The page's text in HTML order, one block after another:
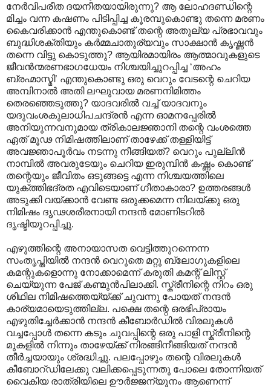
നേര്‍വിപരീത ദയനീതയായിരുന്നു? ആ ലോഹദണ്ഡിന്റെ
മിച്ചം വന്ന കഷണം പിടിപ്പിച്ച കൂരമ്പുകൊണ്ടു തന്നെ മരണം
കൈവരിക്കാന്‍ എന്തുകൊണ്ട് തന്റെ അതുല്യ പ്രഭാവവും
ബുദ്ധിശക്തിയും കര്‍മ്മചാതുര്യവും സാക്ഷാന്‍ കൃഷ്ണന്‍
തന്നെ വിട്ടു കൊടുത്തു? ആയിരമായിരം ആത്മാവുകളുടെ
ജീവന്‍ന്മരണഭാഗധേയം നിശ്ചയിച്ചുറപ്പിച്ച ‘അഹം
ബ്രഹ്മാസ്മി’‍ എന്തുകൊണ്ടു ഒരു വെറും വേടന്റെ ചെറിയ
അമ്പിനാല്‍ അതി ലഘുവായ മരണനിമിത്തം
തെരഞ്ഞെടുത്തു? യാദവരില്‍ വച്ച് യാദവനും
യദുവംശകുലാധിപചന്ദ്രന്‍ എന്ന ഓമനപ്പേരില്‍
അനിയുന്നവനുമായ ത്രികാലജ്ഞാനി തന്റെ വംശത്തെ
ഏത് മൂഢ നിമിഷത്തിലാണ് താഴേക്ക് തള്ളിയിട്ട്
അവജ്ഞാപൂര്‍വം നടന്നു നീങ്ങിയത്? വെറും പുല്ലിന്‍‍
നാമ്പില്‍ ‍അവരുടേയും ചെറിയ ഇരുമ്പിന്‍ കഷ്ണം കൊണ്ട്
തന്റെയും ജീവിതം ഒടുങ്ങട്ടെ എന്ന നിശ്ചയത്തിലെ
യുക്ത്തിഭദ്രത എവിടെയാണ് ഗീതാകാരാ? ഉത്തരങ്ങള്‍
അടുക്കി വയ്ക്കാന്‍ വേണ്ട ഒരുക്കമെന്ന നിലയ്ക്കു ഒരു
നിമിഷം ദൃഢശരീരനായി നന്ദന്‍ മോണിടറില്‍
ദൃഷ്ടിയുറപ്പിച്ചു.
എഴുത്തിന്റെ അനായാസത വെട്ടിത്തുറന്നെന്ന
സംതൃപ്തിയില്‍ നന്ദന്‍ വെറുതെ മറ്റു ബ്ലോഗുകളിലെ
കമന്റുകളൊന്നു നോക്കാമെന്ന് കരുതി കമന്റ് ലിസ്റ്റ്
ചെയ്യുന്ന പേജ് കണ്മുന്‍പിലാക്കി. സ്ക്രീനിന്റെ നിറം ഒരു
ശിഥില നിമിഷത്തെയ്യ്ക്ക് ചുവന്നു പോയത് നന്ദന്‍
കാര്യമായെടുത്തില്ല. പക്ഷെ തന്റെ ഒരഭിപ്രായം
എഴുതിച്ചേര്‍ക്കാന്‍ നന്ദന്‍ കീബോര്‍ഡില്‍ വിരലുകള്‍
വച്ചപ്പോള്‍ തന്നെ കടും ചുവപ്പിന്റെ ഒരു പാളി സ്ക്രീനിന്റെ‍
മുകളില്‍ നിന്നും താഴേയ്ക്ക് നിരങ്ങിനീങ്ങിയത് നന്ദന്‍
തീര്‍ച്ചയായും ശ്രദ്ധിച്ചു. പലപ്പോഴും തന്റെ വിരലുകള്‍
കീബോറ്ഡിലേക്കു വലിക്കപ്പെടുന്നതു പോലെ തോന്നിയത്
വൈകിയ രാത്രിയിലെ ഊര്‍ജ്ജന്യൂനം ആണെന്ന്